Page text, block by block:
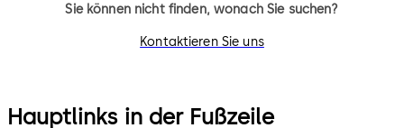
Sie können nicht finden, wonach Sie suchen?
Kontaktieren Sie uns
Hauptlinks in der Fußzeile